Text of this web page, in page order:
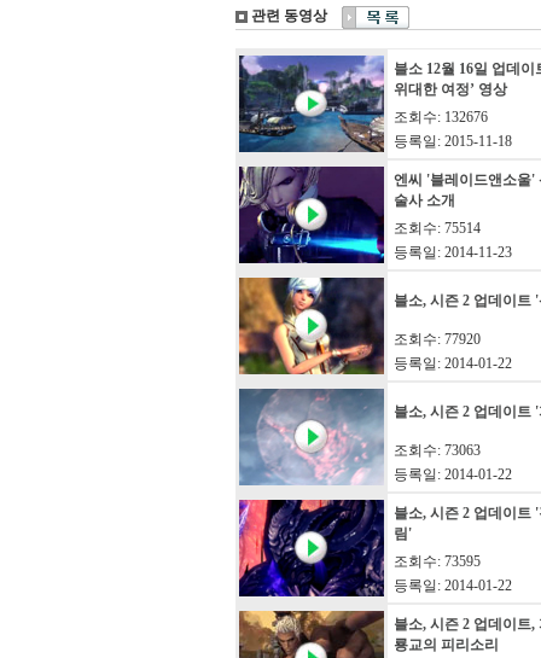
관련 동영상
블소 12월 16일 업데이
위대한 여정’ 영상
조회수: 132676
등록일: 2015-11-18
엔씨 '블레이드앤소울'
술사 소개
조회수: 75514
등록일: 2014-11-23
블소, 시즌 2 업데이트
조회수: 77920
등록일: 2014-01-22
블소, 시즌 2 업데이트
조회수: 73063
등록일: 2014-01-22
블소, 시즌 2 업데이트
림'
조회수: 73595
등록일: 2014-01-22
블소, 시즌 2 업데이트,
룡교의 피리소리